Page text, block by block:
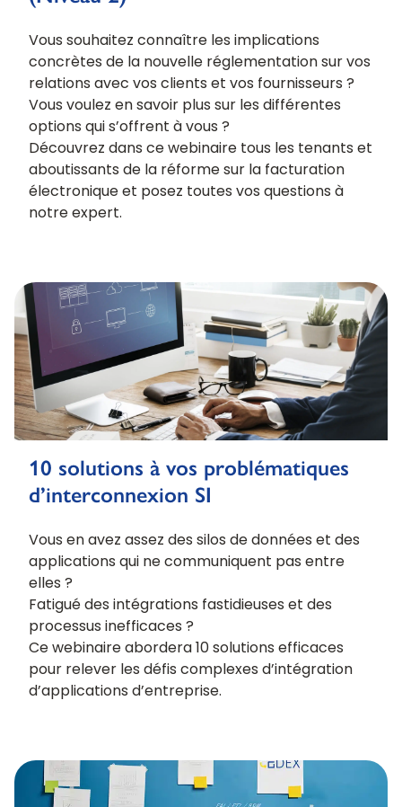
Vous souhaitez connaître les implications
concrètes de la nouvelle réglementation sur vos
relations avec vos clients et vos fournisseurs ?
Vous voulez en savoir plus sur les différentes
options qui s’offrent à vous ?
Découvrez dans ce webinaire tous les tenants et
aboutissants de la réforme sur la facturation
électronique et posez toutes vos questions à
notre expert.
10 solutions à vos problématiques
d’interconnexion SI
Vous en avez assez des silos de données et des
applications qui ne communiquent pas entre
elles ?
Fatigué des intégrations fastidieuses et des
processus inefficaces ?
Ce webinaire abordera 10 solutions efficaces
pour relever les défis complexes d’intégration
d’applications d’entreprise.